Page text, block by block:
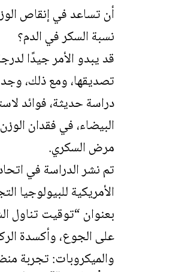
أن تساعد في إنقاص
نسبة السكر في الدم؟
قد يبدو الأمر جيدًا
تصديقها، ومع ذلك،
دراسة حديثة، فوائد
البيضاء، في فقدان
مرض السكري.
تم نشر الدراسة في
بعنوان “توقيت تناول
على الجوع، وأكسدة
والميكروبات: تجربة